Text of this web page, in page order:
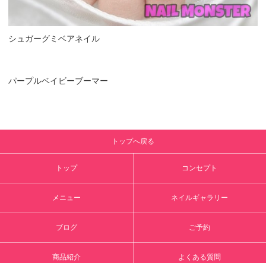
シュガーグミベアネイル
パープルベイビーブーマー
トップへ戻る
トップ コンセプト
メニュー ネイルギャラリー
ブログ ご予約
商品紹介 よくある質問